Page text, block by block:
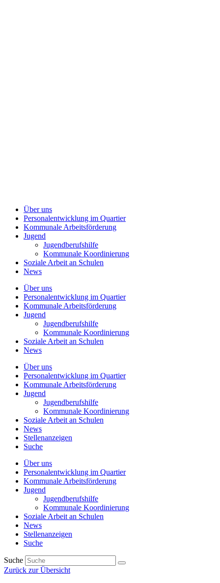
Über uns
Personalentwicklung im Quartier
Kommunale Arbeitsförderung
Jugend
Jugendberufshilfe
Kommunale Koordinierung
Soziale Arbeit an Schulen
News
Über uns
Personalentwicklung im Quartier
Kommunale Arbeitsförderung
Jugend
Jugendberufshilfe
Kommunale Koordinierung
Soziale Arbeit an Schulen
News
Über uns
Personalentwicklung im Quartier
Kommunale Arbeitsförderung
Jugend
Jugendberufshilfe
Kommunale Koordinierung
Soziale Arbeit an Schulen
News
Stellenanzeigen
Suche
Über uns
Personalentwicklung im Quartier
Kommunale Arbeitsförderung
Jugend
Jugendberufshilfe
Kommunale Koordinierung
Soziale Arbeit an Schulen
News
Stellenanzeigen
Suche
Suche
Zurück zur Übersicht